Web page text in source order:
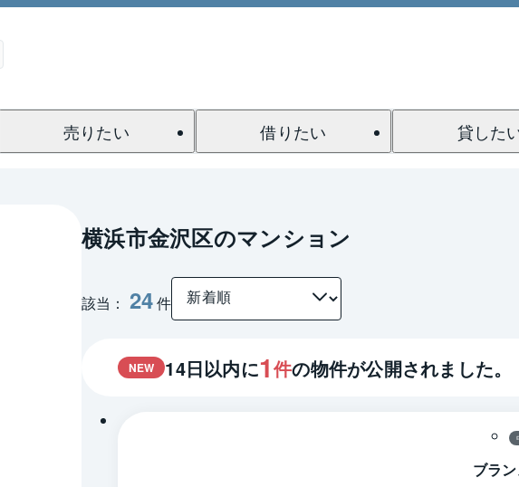
売りたい 借りたい 貸した
横浜市金沢区のマンション
該当： 24件
NEW 14日以内に1件の物件が公開されました。
ブラ